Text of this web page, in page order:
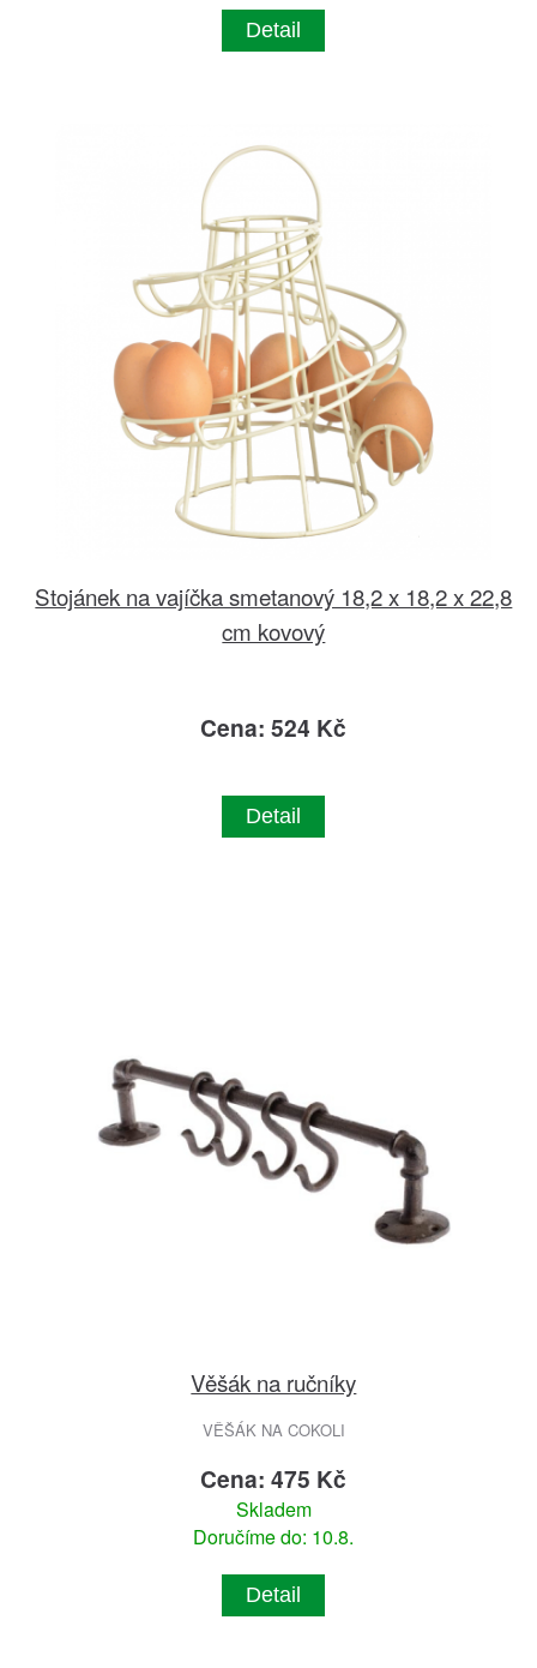
Detail
Stojánek na vajíčka smetanový 18,2 x 18,2 x 22,8
cm kovový
Cena: 524 Kč
Detail
Věšák na ručníky
VĚŠÁK NA COKOLI
Cena: 475 Kč
Skladem
Doručíme do: 10.8.
Detail